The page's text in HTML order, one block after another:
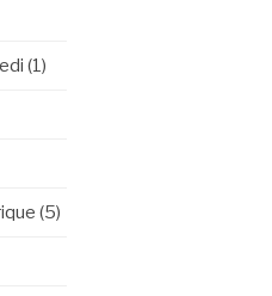
(1)
(5)